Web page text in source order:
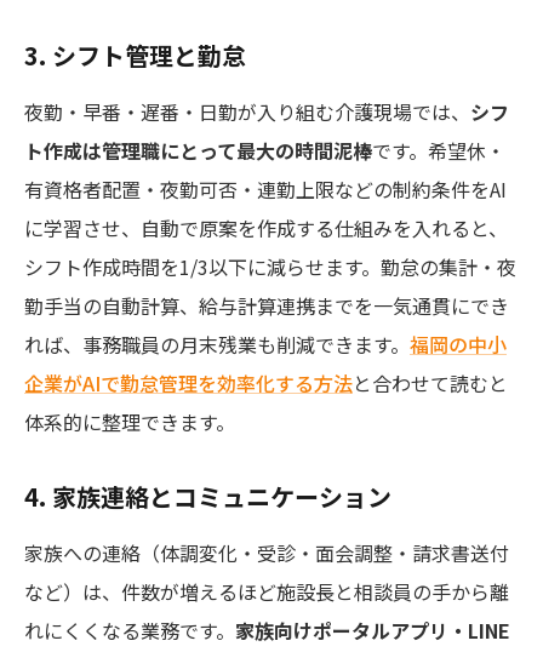
3. シフト管理と勤怠
夜勤・早番・遅番・日勤が入り組む介護現場では、 シフ
ト作成は管理職にとって最大の時間泥棒です。希望休・
有資格者配置・夜勤可否・連勤上限などの制約条件をAI
に学習させ、自動で原案を作成する仕組みを入れると、
シフト作成時間を1/3以下に減らせます。勤怠の集計・夜
勤手当の自動計算、給与計算連携までを一気通貫にでき
れば、事務職員の月末残業も削減できます。 福岡の中小
企業がAIで勤怠管理を効率化する方法と合わせて読むと
体系的に整理できます。
4. 家族連絡とコミュニケーション
家族への連絡（体調変化・受診・面会調整・請求書送付
など）は、件数が増えるほど施設長と相談員の手から離
れにくくなる業務です。 家族向けポータルアプリ・LINE